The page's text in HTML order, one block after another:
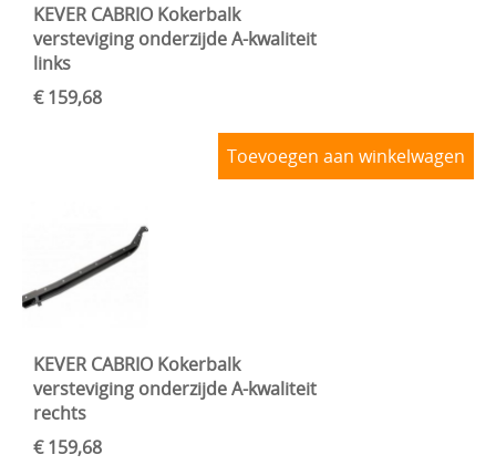
KEVER CABRIO Kokerbalk
versteviging onderzijde A-kwaliteit
links
€ 159,68
Toevoegen aan winkelwagen
KEVER CABRIO Kokerbalk
versteviging onderzijde A-kwaliteit
rechts
€ 159,68